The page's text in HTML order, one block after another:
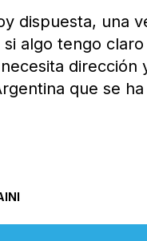
dispuesta, una
algo tengo
que se